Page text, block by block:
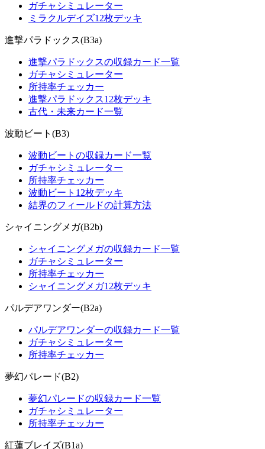
ガチャシミュレーター
ミラクルデイズ12枚デッキ
進撃パラドックス(B3a)
進撃パラドックスの収録カード一覧
ガチャシミュレーター
所持率チェッカー
進撃パラドックス12枚デッキ
古代・未来カード一覧
波動ビート(B3)
波動ビートの収録カード一覧
ガチャシミュレーター
所持率チェッカー
波動ビート12枚デッキ
結界のフィールドの計算方法
シャイニングメガ(B2b)
シャイニングメガの収録カード一覧
ガチャシミュレーター
所持率チェッカー
シャイニングメガ12枚デッキ
パルデアワンダー(B2a)
パルデアワンダーの収録カード一覧
ガチャシミュレーター
所持率チェッカー
夢幻パレード(B2)
夢幻パレードの収録カード一覧
ガチャシミュレーター
所持率チェッカー
紅蓮ブレイズ(B1a)